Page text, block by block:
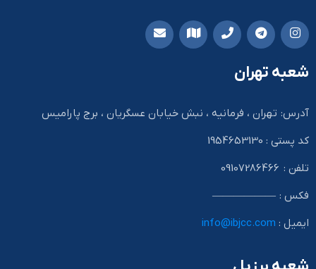
شعبه تهران
آدرس: تهران ، فرمانیه ، نبش خیابان عسگریان ، برج پارامیس
کد پستی : 1954653130
تلفن : 09107286466
فکس : ——————
ایمیل : info@ibjcc.com